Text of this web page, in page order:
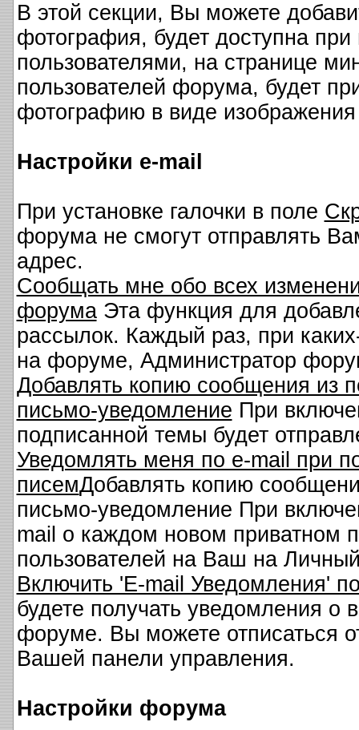
В этой секции, Вы можете
фотография, будет доступна
пользователями, на странице
пользователей форума, будет
фотографию в виде
Настройки e-mail
При установке галочки в поле
форума не смогут отправлять
адрес.
Сообщать мне обо всех
форумаЭта функция для
рассылок. Каждый раз, при
на форуме, Администратор
Добавлять копию сообщения из
письмо-уведомление При
подписанной темы будет
Уведомлять меня по e-mail при
писемДобавлять копию
письмо-уведомление При
mail о каждом новом приватном
пользователей на Ваш на
Включить 'E-mail Уведомления'
будете получать уведомления о
форуме. Вы можете отписаться
Вашей панели управления.
Настройки форума